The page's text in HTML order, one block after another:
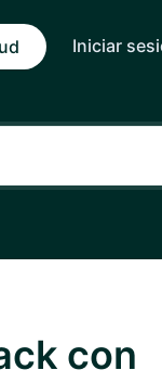
Iniciar
con